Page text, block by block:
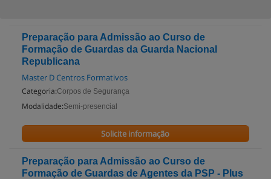
Preparação para Admissão ao Curso de
Formação de Guardas da Guarda Nacional
Republicana
Master D Centros Formativos
Categoria:Corpos de Segurança
Modalidade:Semi-presencial
Solicite informação
Preparação para Admissão ao Curso de
Formação de Guardas de Agentes da PSP - Plus